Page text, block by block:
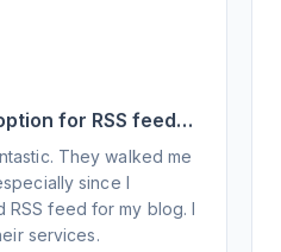
for RSS feed
They walked me
since I
RSS feed for my blog. I
services.